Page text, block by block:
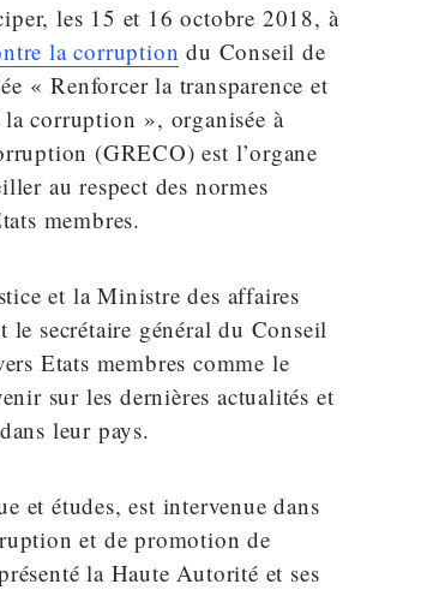
les 15 et 16 octobre 2018, à
la corruption du Conseil de
« Renforcer la transparence et
corruption », organisée à
(GRECO) est l’organe
au respect des normes
membres.
et la Ministre des affaires
le secrétaire général du Conseil
Etats membres comme le
sur les dernières actualités et
leur pays.
et études, est intervenue dans
et de promotion de
la Haute Autorité et ses